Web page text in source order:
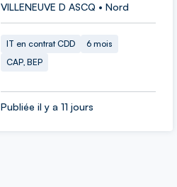
VILLENEUVE D ASCQ • Nord
IT en contrat CDD
6 mois
CAP, BEP
Publiée il y a 11 jours